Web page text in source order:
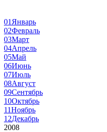
01 Январь
02Февраль
03Март
04Апрель
05Май
06Июнь
07Июль
08Август
09Сентябрь
10Октябрь
11Ноябрь
12Декабрь
2008